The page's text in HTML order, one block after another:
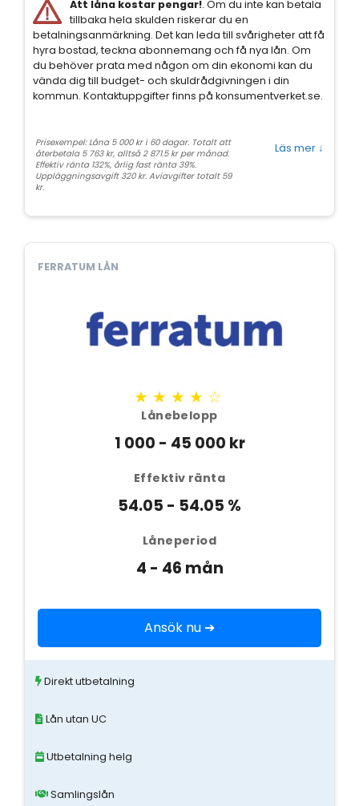
Att låna kostar pengar!. Om du inte kan betala
tillbaka hela skulden riskerar du en
betalningsanmärkning. Det kan leda till svårigheter att få
hyra bostad, teckna abonnemang och få nya lån. Om
du behöver prata med någon om din ekonomi kan du
vända dig till budget- och skuldrådgivningen i din
kommun. Kontaktuppgifter finns på konsumentverket.se.
Prisexempel: Låna 5 000 kr i 60 dagar. Totalt att
återbetala 5 763 kr, alltså 2 871.5 kr per månad.
Effektiv ränta 132%, årlig fast ränta 39%.
Uppläggningsavgift 320 kr. Aviavgifter totalt 59
kr.
Läs mer ↓
FERRATUM LÅN
★★★★☆
Lånebelopp
1 000 - 45 000 kr
Effektiv ränta
54.05 - 54.05 %
Låneperiod
4 - 46 mån
Ansök nu ➔
Direkt utbetalning
Lån utan UC
Utbetalning helg
Samlingslån